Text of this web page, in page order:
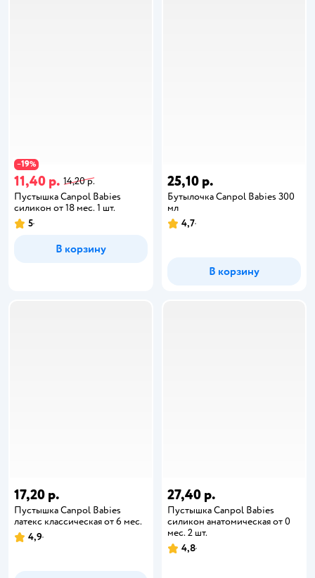
−19%
11,40 р. 14,20 р.
Пустышка Canpol Babies
силикон от 18 мес. 1 шт.
5
В корзину
25,10 р.
Бутылочка Canpol Babies 300
мл
4,7
В корзину
17,20 р.
Пустышка Canpol Babies
латекс классическая от 6 мес.
4,9
27,40 р.
Пустышка Canpol Babies
силикон анатомическая от 0
мес. 2 шт.
4,8